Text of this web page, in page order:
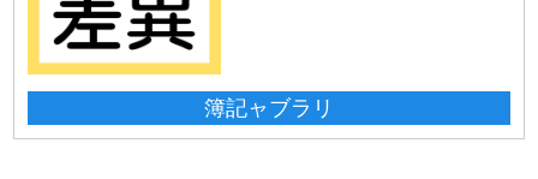
簿記ャブラリ